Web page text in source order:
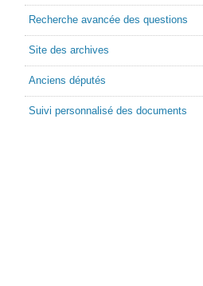
Recherche avancée des questions
Site des archives
Anciens députés
Suivi personnalisé des documents